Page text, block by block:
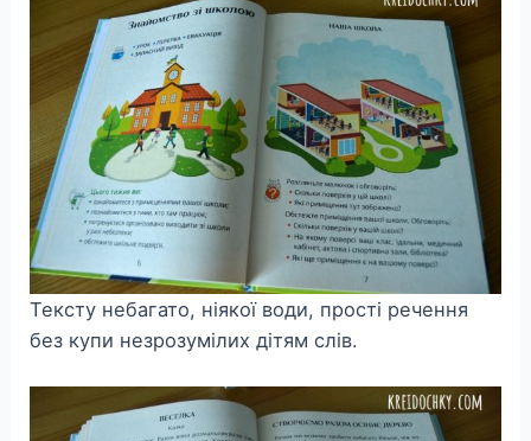
Тексту небагато, ніякої води, прості речення
без купи незрозумілих дітям слів.